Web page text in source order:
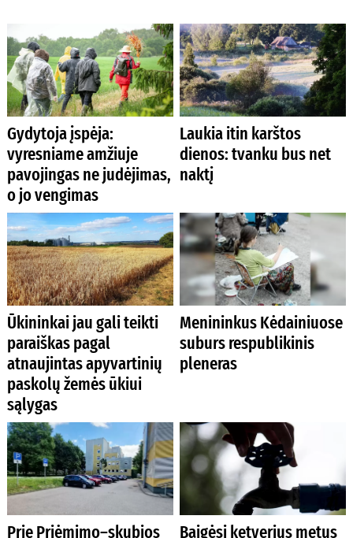
Gydytoja įspėja:
vyresniame amžiuje
pavojingas ne judėjimas,
o jo vengimas
Laukia itin karštos
dienos: tvanku bus net
naktį
Ūkininkai jau gali teikti
paraiškas pagal
atnaujintas apyvartinių
paskolų žemės ūkiui
sąlygas
Menininkus Kėdainiuose
suburs respublikinis
pleneras
Prie Priėmimo–skubios Baigėsi ketverius metus